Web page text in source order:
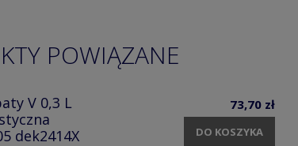
POWIĄZANE
V 0,3 L
dek2414X
73,70 zł
DO KOSZYKA